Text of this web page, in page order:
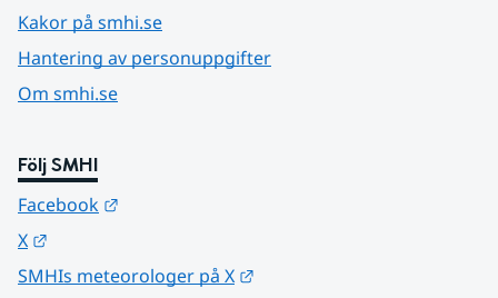
Kakor på smhi.se
Hantering av personuppgifter
Om smhi.se
Följ SMHI
Facebook
X
SMHIs meteorologer på X